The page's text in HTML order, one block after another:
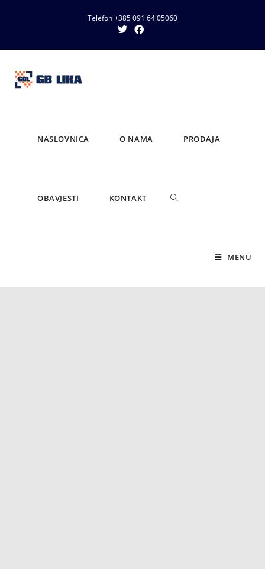
Telefon +385 091 64 05060
NASLOVNICA O NAMA PRODAJA
OBAVJESTI KONTAKT
MENU